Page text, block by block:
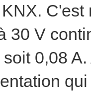
30 V
0,08